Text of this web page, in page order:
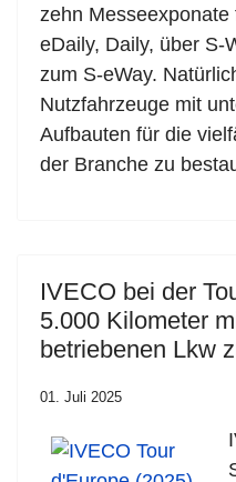
zehn
eDaily, Daily, über S-
zum S-eWay.
Nutzfahrzeuge mit
Aufbauten für die
der Branche zu
IVECO bei der
5.000 Kilometer
betriebenen Lkw
01. Juli 2025